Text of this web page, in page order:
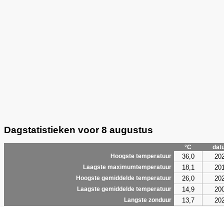
Dagstatistieken voor 8 augustus
°C
Hoogste temperatuur
36,0
Laagste maximumtemperatuur 18,1
Hoogste gemiddelde temperatuur 26,0
Laagste gemiddelde temperatuur 14,9
Langste zonduur 13,7